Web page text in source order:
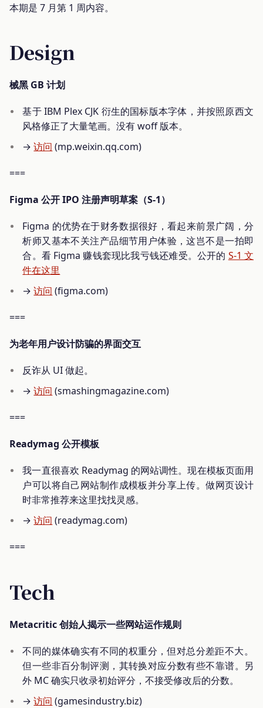
本期是 7 月第 1 周内容。
Design
械黑 GB 计划
基于 IBM Plex CJK 衍生的国标版本字体，并按照原西文
风格修正了大量笔画。没有 woff 版本。
→访问 (mp.weixin.qq.com)
===
Figma 公开 IPO 注册声明草案（S-1）
Figma 的优势在于财务数据很好，看起来前景广阔，分
析师又基本不关注产品细节用户体验，这岂不是一拍即
合。看 Figma 赚钱套现比我亏钱还难受。公开的 S-1 文
件在这里
→访问 (figma.com)
===
为老年用户设计防骗的界面交互
反诈从 UI 做起。
→访问 (smashingmagazine.com)
===
Readymag 公开模板
我一直很喜欢 Readymag 的网站调性。现在模板页面用
户可以将自己网站制作成模板并分享上传。做网页设计
时非常推荐来这里找找灵感。
→访问 (readymag.com)
===
Tech
Metacritic 创始人揭示一些网站运作规则
不同的媒体确实有不同的权重分，但对总分差距不大。
但一些非百分制评测，其转换对应分数有些不靠谱。另
外 MC 确实只收录初始评分，不接受修改后的分数。
→访问 (gamesindustry.biz)